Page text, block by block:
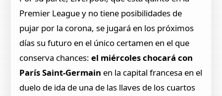
Premier League y no tiene posibilidades de
pujar por la corona, se jugará en los próximos
días su futuro en el único certamen en el que
conserva chances:el miércoles chocará con
París Saint-Germain en la capital francesa en el
duelo de ida de una de las llaves de los cuartos